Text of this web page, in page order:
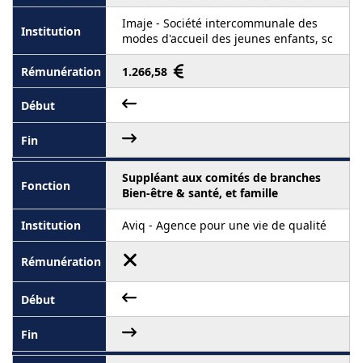
Imaje - Société intercommunale des
modes d'accueil des jeunes enfants, sc
1.266,58
Suppléant aux comités de branches
Bien-être & santé, et famille
Aviq - Agence pour une vie de qualité